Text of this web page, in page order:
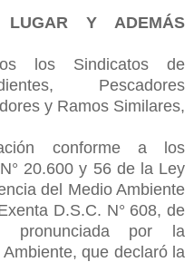
Y ADEMÁS
los Sindicatos de
Pescadores
y Ramos Similares,
conforme a los
20.600 y 56 de la Ley
del Medio Ambiente
D.S.C. N° 608, de
por la
que declaró la